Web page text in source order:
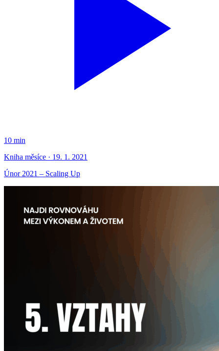
10 min
Kniha měsíce · 19. 1. 2021
Únor 2021 – Scaling Up